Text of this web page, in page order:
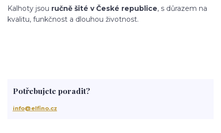
Kalhoty jsou ručně šité v České republice, s důrazem na
kvalitu, funkčnost a dlouhou životnost.
Potřebujete poradit?
info@elfino.cz